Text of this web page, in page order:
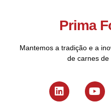
Prima
Mantemos a tradição e a
de carnes de